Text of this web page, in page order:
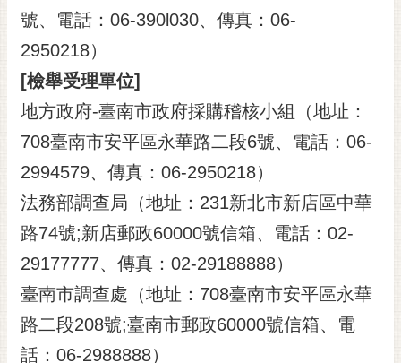
號、電話：06-390l030、傳真：06-
2950218）
[檢舉受理單位]
地方政府-臺南市政府採購稽核小組（地址：
708臺南市安平區永華路二段6號、電話：06-
2994579、傳真：06-2950218）
法務部調查局（地址：231新北市新店區中華
路74號;新店郵政60000號信箱、電話：02-
29177777、傳真：02-29188888）
臺南市調查處（地址：708臺南市安平區永華
路二段208號;臺南市郵政60000號信箱、電
話：06-2988888）